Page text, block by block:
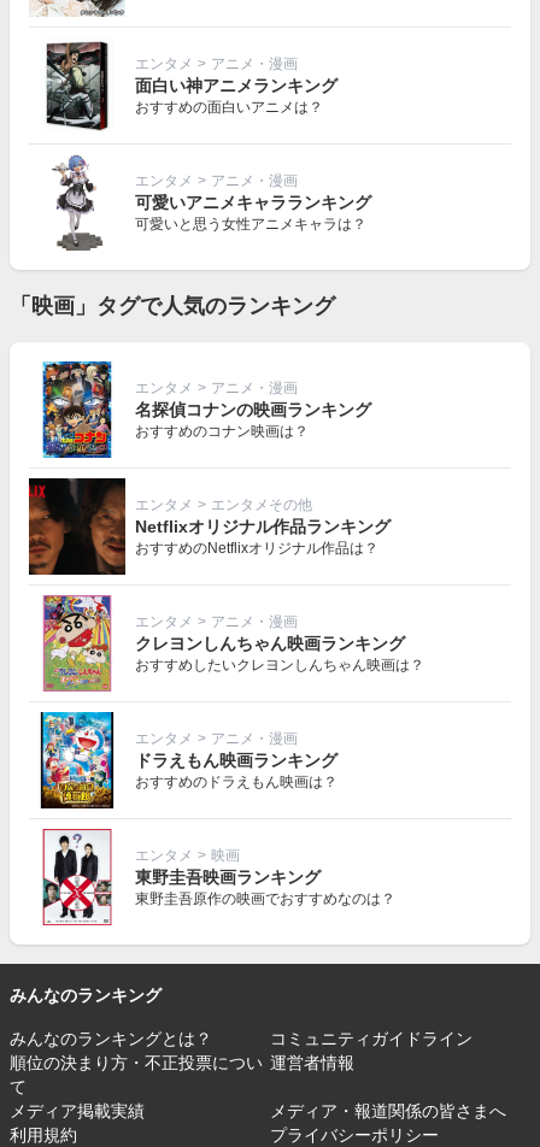
エンタメ > アニメ・漫画
面白い神アニメランキング
おすすめの面白いアニメは？
エンタメ > アニメ・漫画
可愛いアニメキャラランキング
可愛いと思う女性アニメキャラは？
「映画」タグで人気のランキング
エンタメ > アニメ・漫画
名探偵コナンの映画ランキング
おすすめのコナン映画は？
エンタメ > エンタメその他
Netflixオリジナル作品ランキング
おすすめのNetflixオリジナル作品は？
エンタメ > アニメ・漫画
クレヨンしんちゃん映画ランキング
おすすめしたいクレヨンしんちゃん映画は？
エンタメ > アニメ・漫画
ドラえもん映画ランキング
おすすめのドラえもん映画は？
エンタメ > 映画
東野圭吾映画ランキング
東野圭吾原作の映画でおすすめなのは？
みんなのランキング
みんなのランキングとは？
コミュニティガイドライン
順位の決まり方・不正投票につい
て
運営者情報
メディア掲載実績
メディア・報道関係の皆さまへ
利用規約
プライバシーポリシー